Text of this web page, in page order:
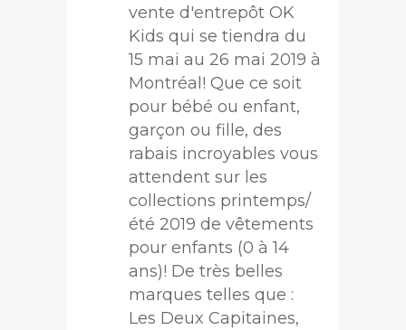
vente d'entrepôt OK
Kids qui se tiendra du
15 mai au 26 mai 2019 à
Montréal! Que ce soit
pour bébé ou enfant,
garçon ou fille, des
rabais incroyables vous
attendent sur les
collections printemps/
été 2019 de vêtements
pour enfants (0 à 14
ans)! De très belles
marques telles que :
Les Deux Capitaines,